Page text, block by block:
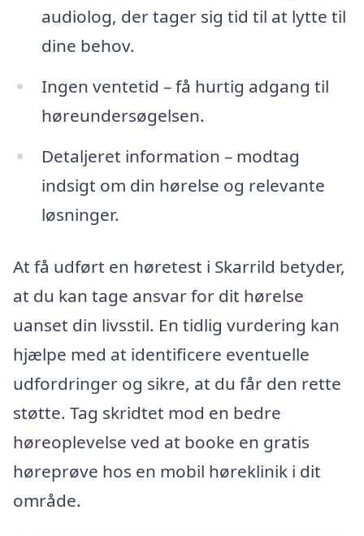
audiolog, der tager sig tid til at lytte til
dine behov.
Ingen ventetid – få hurtig adgang til
høreundersøgelsen.
Detaljeret information – modtag
indsigt om din hørelse og relevante
løsninger.
At få udført en høretest i Skarrild betyder,
at du kan tage ansvar for dit hørelse
uanset din livsstil. En tidlig vurdering kan
hjælpe med at identificere eventuelle
udfordringer og sikre, at du får den rette
støtte. Tag skridtet mod en bedre
høreoplevelse ved at booke en gratis
høreprøve hos en mobil høreklinik i dit
område.